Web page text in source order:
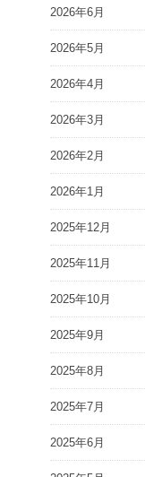
2026年6月
2026年5月
2026年4月
2026年3月
2026年2月
2026年1月
2025年12月
2025年11月
2025年10月
2025年9月
2025年8月
2025年7月
2025年6月